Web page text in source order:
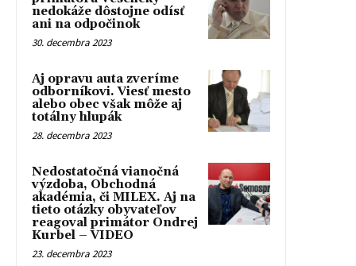
nedokáže dôstojne odísť
ani na odpočinok
30. decembra 2023
Aj opravu auta zveríme
odborníkovi. Viesť mesto
alebo obec však môže aj
totálny hlupák
28. decembra 2023
Nedostatočná vianočná
výzdoba, Obchodná
akadémia, či MILEX. Aj na
tieto otázky obyvateľov
reagoval primátor Ondrej
Kurbel – VIDEO
23. decembra 2023